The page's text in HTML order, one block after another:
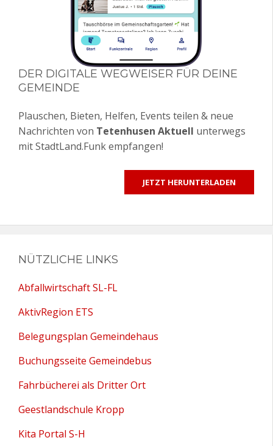
DER DIGITALE WEGWEISER FÜR DEINE
GEMEINDE
Plauschen, Bieten, Helfen, Events teilen & neue
Nachrichten von Tetenhusen Aktuell unterwegs
mit StadtLand.Funk empfangen!
JETZT HERUNTERLADEN
NÜTZLICHE LINKS
Abfallwirtschaft SL-FL
AktivRegion ETS
Belegungsplan Gemeindehaus
Buchungsseite Gemeindebus
Fahrbücherei als Dritter Ort
Geestlandschule Kropp
Kita Portal S-H